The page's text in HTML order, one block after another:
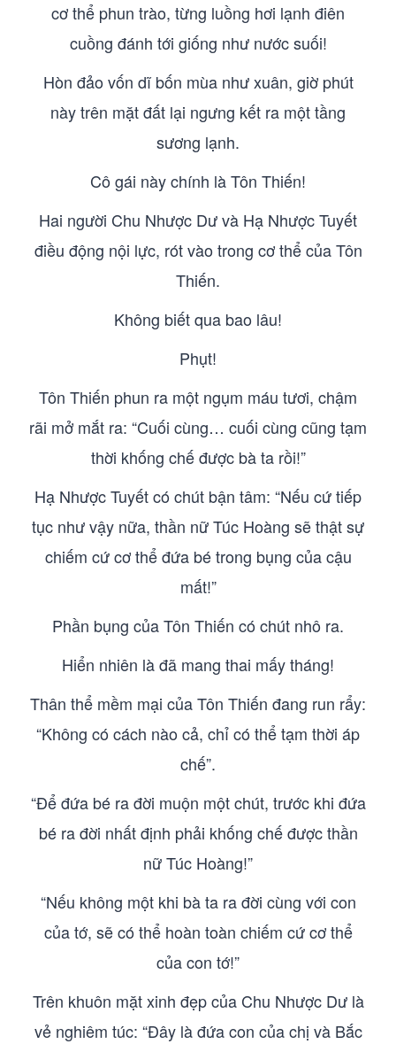
cơ thể phun trào, từng luồng hơi lạnh điên
cuồng đánh tới giống như nước suối!
Hòn đảo vốn dĩ bốn mùa như xuân, giờ phút
này trên mặt đất lại ngưng kết ra một tầng
sương lạnh.
Cô gái này chính là Tôn Thiến!
Hai người Chu Nhược Dư và Hạ Nhược Tuyết
điều động nội lực, rót vào trong cơ thể của Tôn
Thiến.
Không biết qua bao lâu!
Phụt!
Tôn Thiến phun ra một ngụm máu tươi, chậm
rãi mở mắt ra: “Cuối cùng… cuối cùng cũng tạm
thời khống chế được bà ta rồi!”
Hạ Nhược Tuyết có chút bận tâm: “Nếu cứ tiếp
tục như vậy nữa, thần nữ Túc Hoàng sẽ thật sự
chiếm cứ cơ thể đứa bé trong bụng của cậu
mất!”
Phần bụng của Tôn Thiến có chút nhô ra.
Hiển nhiên là đã mang thai mấy tháng!
Thân thể mềm mại của Tôn Thiến đang run rẩy:
“Không có cách nào cả, chỉ có thể tạm thời áp
chế”.
“Để đứa bé ra đời muộn một chút, trước khi đứa
bé ra đời nhất định phải khống chế được thần
nữ Túc Hoàng!”
“Nếu không một khi bà ta ra đời cùng với con
của tớ, sẽ có thể hoàn toàn chiếm cứ cơ thể
của con tớ!”
Trên khuôn mặt xinh đẹp của Chu Nhược Dư là
vẻ nghiêm túc: “Đây là đứa con của chị và Bắc